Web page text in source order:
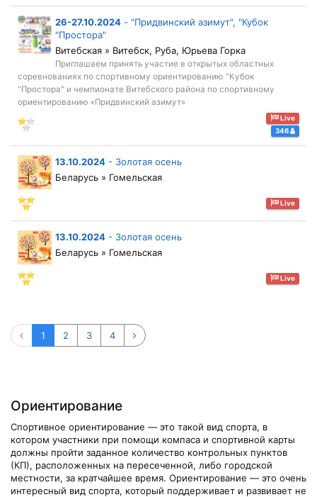
26-27.10.2024 - "Придвинский азимут", "Кубок
"Простора"
Витебская » Витебск, Руба, Юрьева Горка
Приглашаем принять участие в открытых областных
соревнованиях по спортивному ориентированию "Кубок
"Простора" и чемпионате Витебского района по спортивному
ориентированию «Придвинский азимут»
Live
346
13.10.2024 - Золотая осень
Беларусь » Гомельская
Live
13.10.2024 - Золотая осень
Беларусь » Гомельская
Live
1 2 3 4
Ориентирование
Спортивное ориентирование — это такой вид спорта, в
котором участники при помощи компаса и спортивной карты
должны пройти заданное количество контрольных пунктов
(КП), расположенных на пересеченной, либо городской
местности, за кратчайшее время. Ориентирование — это очень
интересный вид спорта, который поддерживает и развивает не